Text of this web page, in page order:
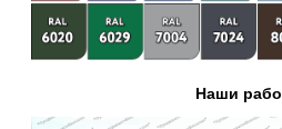
Наши